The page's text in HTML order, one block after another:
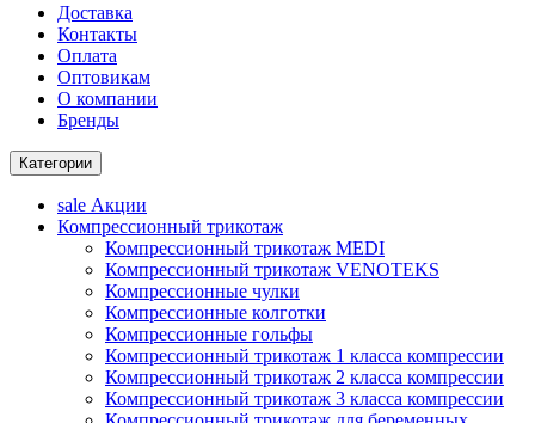
Доставка
Контакты
Оплата
Оптовикам
О компании
Бренды
Категории
sale Акции
Компрессионный трикотаж
Компрессионный трикотаж MEDI
Компрессионный трикотаж VENOTEKS
Компрессионные чулки
Компрессионные колготки
Компрессионные гольфы
Компрессионный трикотаж 1 класса компрессии
Компрессионный трикотаж 2 класса компрессии
Компрессионный трикотаж 3 класса компрессии